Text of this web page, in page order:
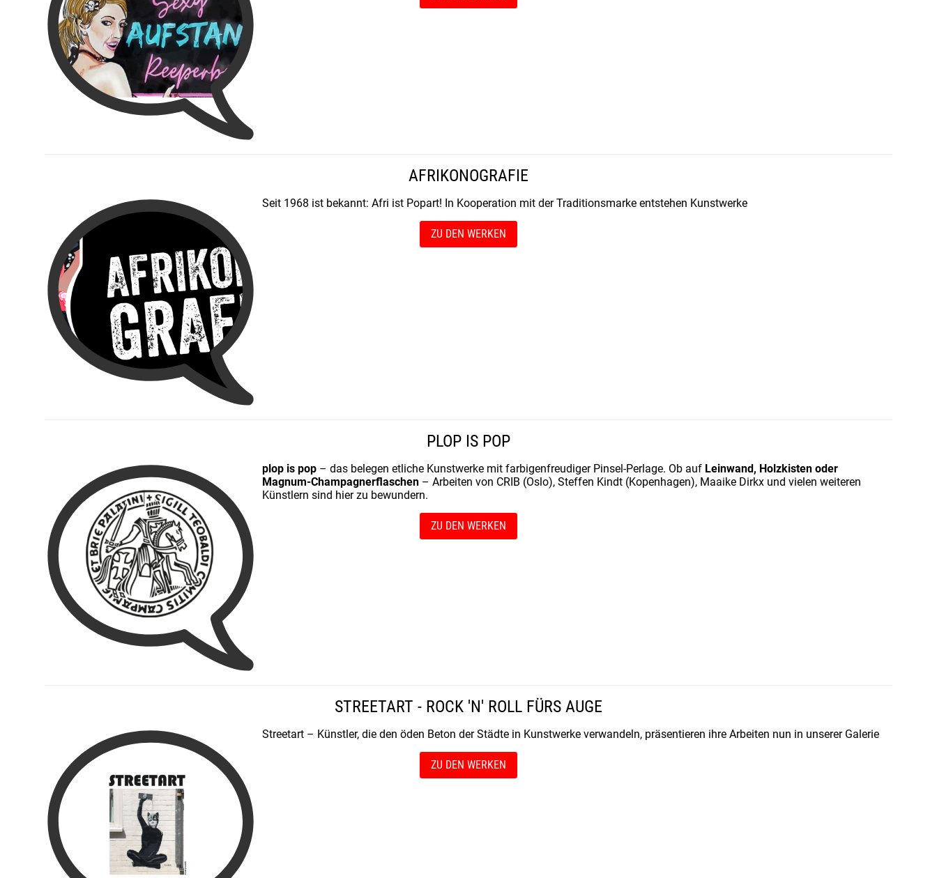
AFRIKONOGRAFIE
Seit 1968 ist bekannt: Afri ist Popart! In Kooperation mit der Traditionsmarke entstehen Kunstwerke
ZU DEN WERKEN
PLOP IS POP
plop is pop – das belegen etliche Kunstwerke mit farbigenfreudiger Pinsel-Perlage. Ob auf Leinwand, Holzkisten oder
Magnum-Champagnerflaschen – Arbeiten von CRIB (Oslo), Steffen Kindt (Kopenhagen), Maaike Dirkx und vielen weiteren
Künstlern sind hier zu bewundern.
ZU DEN WERKEN
STREETART - ROCK 'N' ROLL FÜRS AUGE
Streetart – Künstler, die den öden Beton der Städte in Kunstwerke verwandeln, präsentieren ihre Arbeiten nun in unserer Galerie
ZU DEN WERKEN